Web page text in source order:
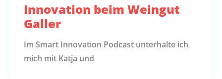
Innovation beim Weingut
Galler
Im Smart Innovation Podcast unterhalte ich
mich mit Katja und